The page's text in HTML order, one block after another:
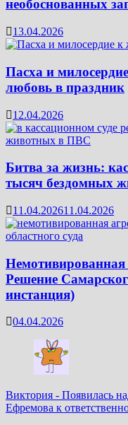
необоснованных
13.04.2026
Пасха и
любовь в праздник
12.04.2026
Битва за жизнь:
тысяч бездомных
11.04.202611.04.2026
Решение
инстанция)
04.04.2026
Виктория - Появилась
Ефремова к